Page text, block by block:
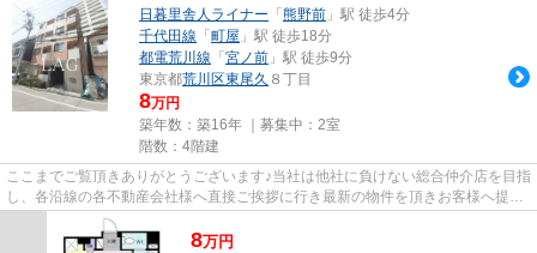
日暮里舎人ライナー 「 熊野前 」駅 徒歩4分
千代田線 「 町屋 」駅 徒歩18分
都電荒川線 「 宮ノ前 」駅 徒歩9分
東京都荒川区東尾久 ８丁目
8万円
築年数：築16年 ｜募集中： 2室
階数：4階建
ここまでご覧頂きありがとうございます♪当社は他社に負けない総合仲介店を目指
し、各沿線の各不動産会社様へ直接ご挨拶に行き最新の物件を頂きお客様へ提供
しております！最新の情報は...
8万円